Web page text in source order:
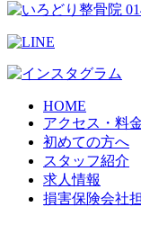
HOME
アクセス・料
初めての方へ
スタッフ紹介
求人情報
損害保険会社